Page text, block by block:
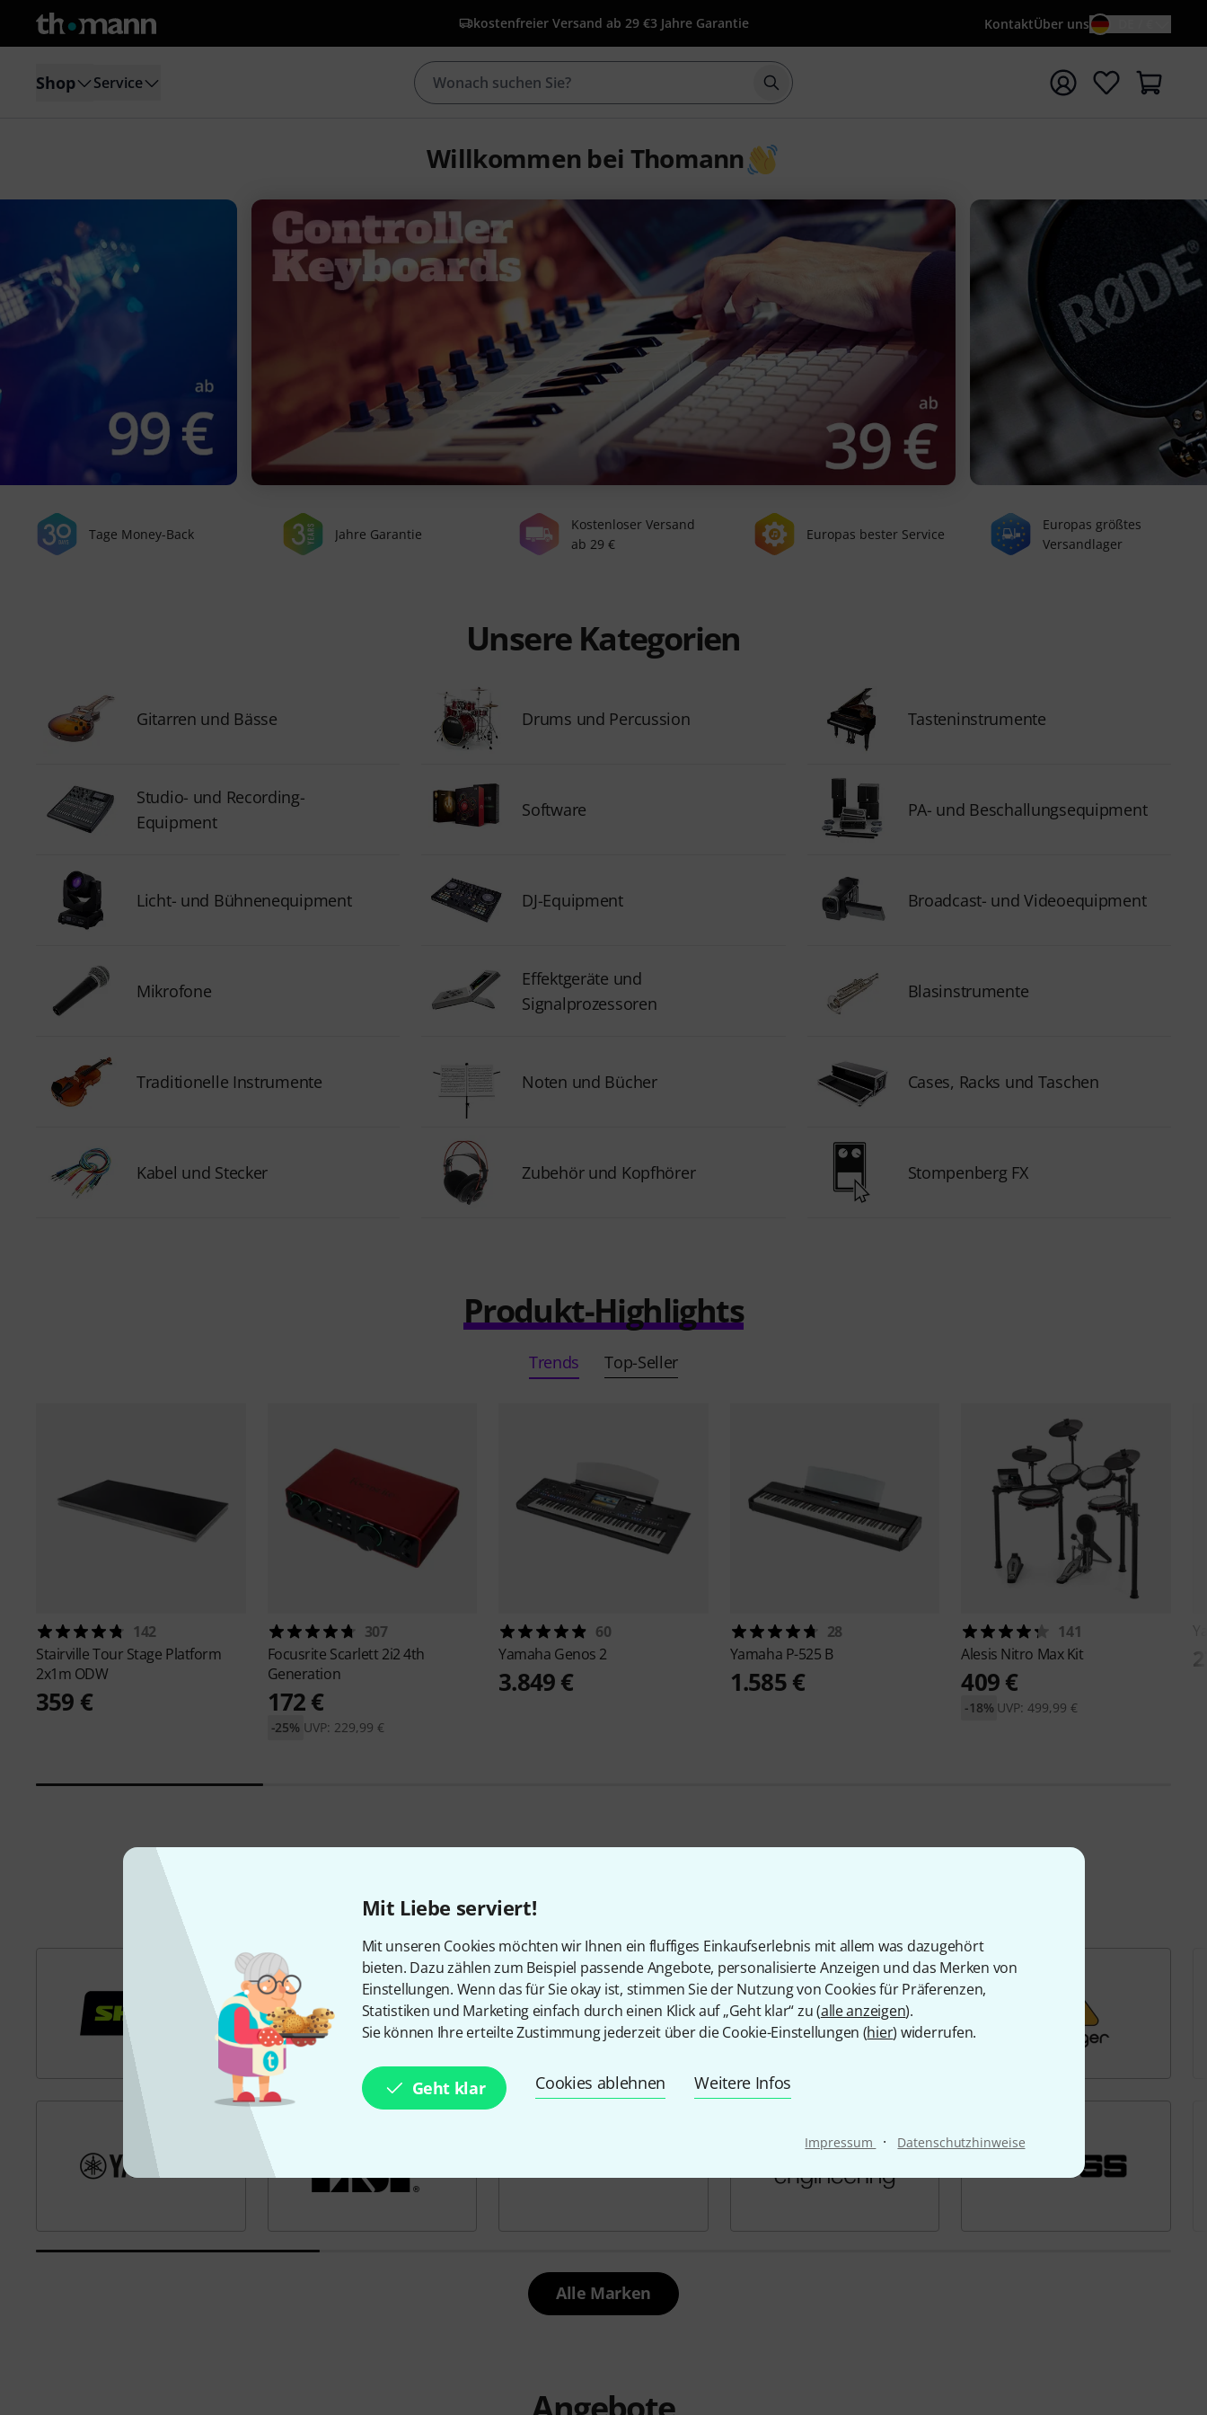
Mit Liebe serviert!
Mit unseren Cookies möchten wir Ihnen ein fluffiges Einkaufserlebnis mit allem was dazugehört
bieten. Dazu zählen zum Beispiel passende Angebote, personalisierte Anzeigen und das Merken von
Einstellungen. Wenn das für Sie okay ist, stimmen Sie der Nutzung von Cookies für Präferenzen,
Statistiken und Marketing einfach durch einen Klick auf „Geht klar“ zu (alle anzeigen).
Sie können Ihre erteilte Zustimmung jederzeit über die Cookie-Einstellungen (hier) widerrufen.
Geht klar Cookies ablehnen Weitere Infos
Impressum · Datenschutzhinweise
kostenfreier Versand ab 29 €3 Jahre Garantie KontaktÜber uns
Shop Service Suche mit Suchwort {searchTerm} starten
Willkommen bei Thomann
Tage Money-Back Jahre Garantie
Kostenloser Versand
ab 29 €
Europas bester Service
Europas größtes
Versandlager
Unsere Kategorien
Gitarren und Bässe Drums und Percussion Tasteninstrumente
Studio- und Recording-
Equipment
Software PA- und Beschallungsequipment
Licht- und Bühnenequipment DJ-Equipment Broadcast- und Videoequipment
Mikrofone
Effektgeräte und
Signalprozessoren
Blasinstrumente
Traditionelle Instrumente Noten und Bücher Cases, Racks und Taschen
Kabel und Stecker Zubehör und Kopfhörer Stompenberg FX
Produkt-Highlights
Trends Top-Seller
142
StairvilleTour Stage Platform
2x1m ODW
359 €
307
Focusrite Scarlett 2i2 4th
Generation
172 €
UVP: 229,99 €
-25%
60
Yamaha Genos 2
3.849 €
28
Yamaha P-525 B
1.585 €
141
Alesis Nitro Max Kit
409 €
UVP: 499,99 €
-18%
Beliebte Marken
Alle Marken